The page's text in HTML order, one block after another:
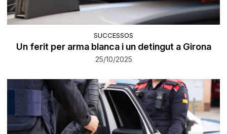
SUCCESSOS
Un ferit per arma blanca i un detingut a Girona
25/10/2025